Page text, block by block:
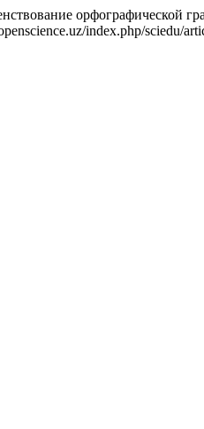
орфографической
index.php/sciedu/